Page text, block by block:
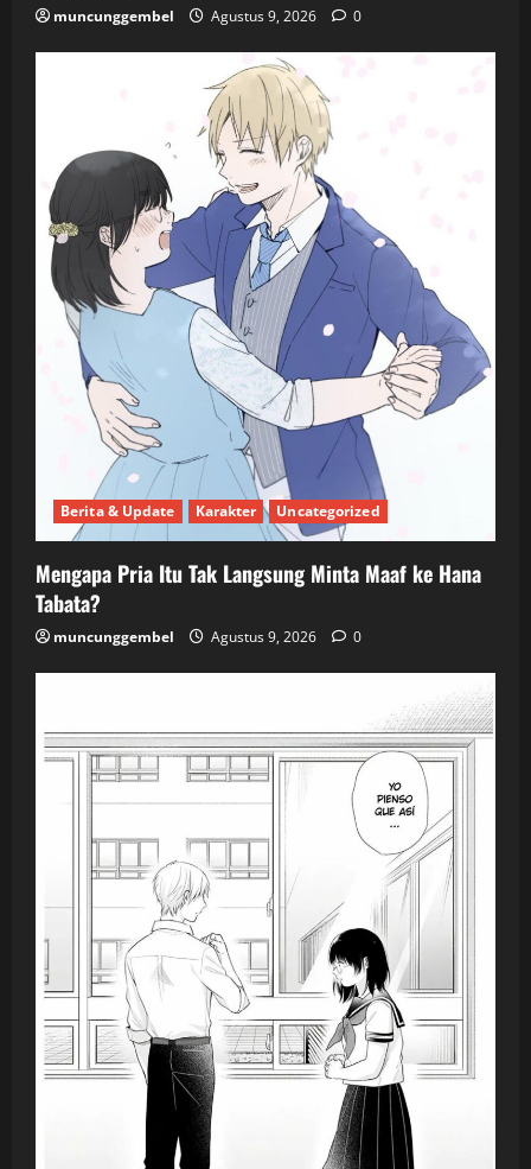
muncunggembel Agustus 9, 2026 0
Berita & Update Karakter Uncategorized
Mengapa Pria Itu Tak Langsung Minta Maaf ke Hana
Tabata?
muncunggembel Agustus 9, 2026 0